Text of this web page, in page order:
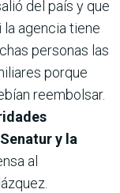
del país y que
agencia tiene
personas las
porque
reembolsar.
y la
al